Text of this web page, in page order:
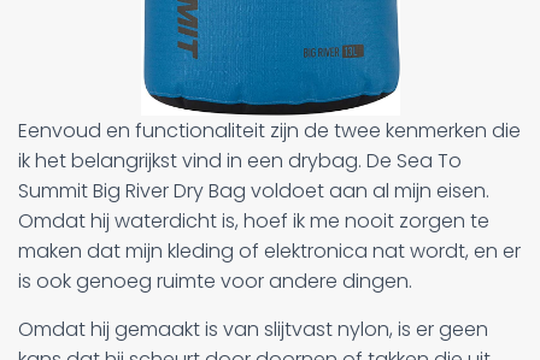
Eenvoud en functionaliteit zijn de twee kenmerken die
ik het belangrijkst vind in een drybag. De Sea To
Summit Big River Dry Bag voldoet aan al mijn eisen.
Omdat hij waterdicht is, hoef ik me nooit zorgen te
maken dat mijn kleding of elektronica nat wordt, en er
is ook genoeg ruimte voor andere dingen.
Omdat hij gemaakt is van slijtvast nylon, is er geen